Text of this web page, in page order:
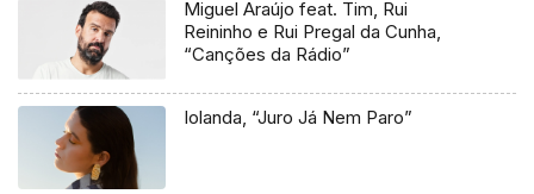
Miguel Araújo feat. Tim, Rui
Reininho e Rui Pregal da Cunha,
“Canções da Rádio”
Iolanda, “Juro Já Nem Paro”